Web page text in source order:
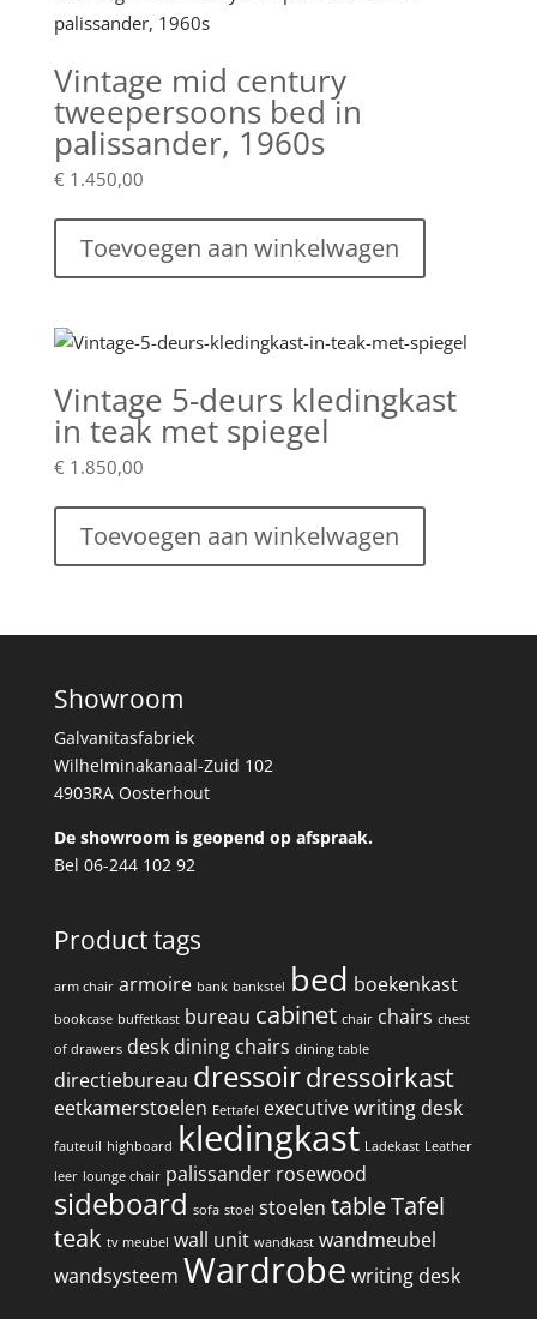
Vintage mid century
tweepersoons bed in
palissander, 1960s
€ 1.450,00
Toevoegen aan winkelwagen
Vintage 5-deurs kledingkast
in teak met spiegel
€ 1.850,00
Toevoegen aan winkelwagen
Showroom
Galvanitasfabriek
Wilhelminakanaal-Zuid 102
4903RA Oosterhout
De showroom is geopend op afspraak.
Bel 06-244 102 92
Product tags
arm chair armoire bank bankstel bed boekenkast
bookcase buffetkast bureau cabinet chair chairs chest
of drawers desk dining chairs dining table
directiebureau dressoirdressoirkast
eetkamerstoelen Eettafel executive writing desk
fauteuil highboard kledingkast Ladekast Leather
leer lounge chair palissander rosewood
sideboard sofa stoel stoelen tableTafel
teak tv meubel wall unit wandkast wandmeubel
wandsysteem Wardrobe writing desk